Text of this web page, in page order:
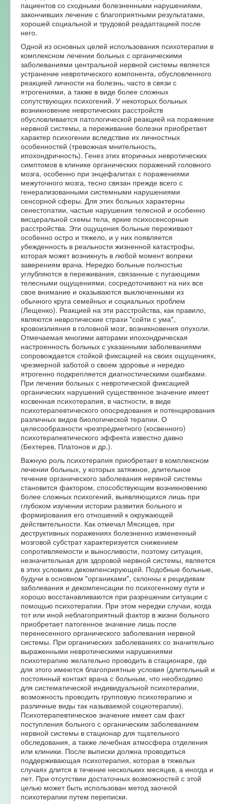
пациентов со сходными болезненными нарушениями,
закончивших лечение с благоприятными результатами,
хорошей социальной и трудовой реадаптацией после
него.
Одной из основных целей использования психотерапии в
комплексном лечении больных с органическими
заболеваниями центральной нервной системы является
устранение невротического компонента, обусловленного
реакцией личности на болезнь, часто в связи с
ятрогениями, а также в виде более сложных
сопутствующих психогений. У некоторых больных
возникновение невротических расстройств
обусловливается патологической реакцией на поражение
нервной системы, а переживание болезни приобретает
характер психогении вследствие их личностных
особенностей (тревожная мнительность,
ипохондричность). Генез этих вторичных невротических
симптомов в клинике органических поражений головного
мозга, особенно при энцефалитах с поражениями
межуточного мозга, тесно связан прежде всего с
генерализованными системными нарушениями
сенсорной сферы. Для этих больных характерны
сенестопатии, частые нарушения телесной и особенно
висцеральной схемы тела, яркие психосенсорные
расстройства. Эти ощущения больные переживают
особенно остро и тяжело, и у них появляется
убежденность в реальности жизненной катастрофы,
которая может возникнуть в любой момент вопреки
заверениям врача. Нередко больные полностью
углубляются в переживания, связанные с пугающими
телесными ощущениями, сосредоточивают на них все
свое внимание и оказываются выключенными из
обычного круга семейных и социальных проблем
(Лещенко). Реакцией на эти расстройства, как правило,
являются невротические страхи "сойти с ума",
кровоизлияния в головной мозг, возникновения опухоли.
Отмечаемая многими авторами ипохондрическая
настроенность больных с указанными заболеваниями
сопровождается стойкой фиксацией на своих ощущениях,
чрезмерной заботой о своем здоровье и нередко
ятрогенно подкрепляется диагностическими ошибками.
При лечении больных с невротической фиксацией
органических нарушений существенное значение имеет
косвенная психотерапия, в частности, в виде
психотерапевтического опосредования и потенцирования
различных видов биологической терапии. О
целесообразности чрезпредметного (косвенного)
психотерапевтического эффекта известно давно
(Бехтерев, Платонов и др.).
Важную роль психотерапия приобретает в комплексном
лечении больных, у которых затяжное, длительное
течение органического заболевания нервной системы
становится фактором, способствующим возникновению
более сложных психогений, выявляющихся лишь при
глубоком изучении истории развития больного и
формирования его отношений к окружающей
действительности. Как отмечал Мясищев, при
деструктивных поражениях болезненно измененный
мозговой субстрат характеризуется снижением
сопротивляемости и выносливости, поэтому ситуация,
незначительная для здоровой нервной системы, является
в этих условиях декомпенсирующей. Подобные больные,
будучи в основном "органиками", склонны к рецидивам
заболевания и декомпенсации по психогенному пути и
хорошо восстанавливаются при разрешении ситуации с
помощью психотерапии. При этом нередки случаи, когда
тот или иной неблагоприятный фактор в жизни больного
приобретает патогенное значение лишь после
перенесенного органического заболевания нервной
системы. При органических заболеваниях со значительно
выраженными невротическими нарушениями
психотерапию желательно проводить в стационаре, где
для этого имеются благоприятные условия (длительный и
постоянный контакт врача с больным, что необходимо
для систематической индивидуальной психотерапии,
возможность проводить групповую психотерапию и
различные виды так называемой социотерапии).
Психотерапевтическое значение имеет сам факт
поступления больного с органическим заболеванием
нервной системы в стационар для тщательного
обследования, а также лечебная атмосфера отделения
или клиники. После выписки должна проводиться
поддерживающая психотерапия, которая в тяжелых
случаях длится в течение нескольких месяцев, а иногда и
лет. При отсутствии достаточных возможностей с этой
целью может быть использован метод заочной
психотерапии путем переписки.